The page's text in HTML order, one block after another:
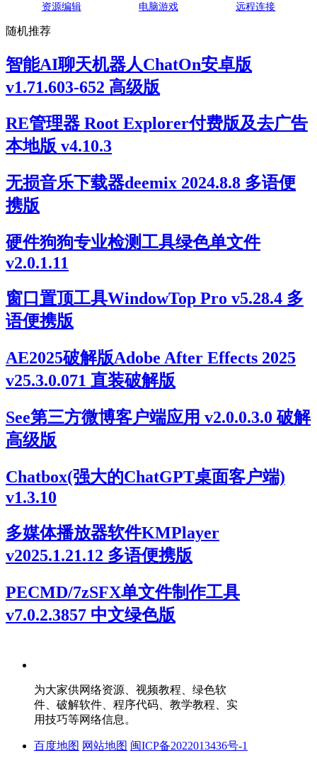
资源编辑 电脑游戏 远程连接
随机推荐
智能AI聊天机器人ChatOn安卓版
v1.71.603-652 高级版
RE管理器 Root Explorer付费版及去广告
本地版 v4.10.3
无损音乐下载器deemix 2024.8.8 多语便
携版
硬件狗狗专业检测工具绿色单文件
v2.0.1.11
窗口置顶工具WindowTop Pro v5.28.4 多
语便携版
AE2025破解版Adobe After Effects 2025
v25.3.0.071 直装破解版
See第三方微博客户端应用 v2.0.0.3.0 破解
高级版
Chatbox(强大的ChatGPT桌面客户端)
v1.3.10
多媒体播放器软件KMPlayer
v2025.1.21.12 多语便携版
PECMD/7zSFX单文件制作工具
v7.0.2.3857 中文绿色版
为大家供网络资源、视频教程、绿色软
件、破解软件、程序代码、教学教程、实
用技巧等网络信息。
百度地图 网站地图 闽ICP备2022013436号-1